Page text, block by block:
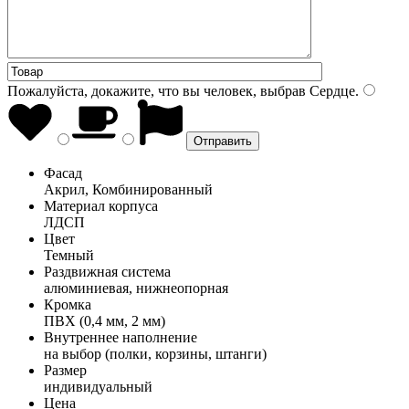
Пожалуйста, докажите, что вы человек, выбрав Сердце.
Фасад
Акрил, Комбинированный
Материал корпуса
ЛДСП
Цвет
Темный
Раздвижная система
алюминиевая, нижнеопорная
Кромка
ПВХ (0,4 мм, 2 мм)
Внутреннее наполнение
на выбор (полки, корзины, штанги)
Размер
индивидуальный
Цена